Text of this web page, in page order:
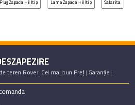
Plug Zapada Hilltip Lama Zapada Hilltip Salarita
teren Rover: Cel mai bun Preț | Garanție |